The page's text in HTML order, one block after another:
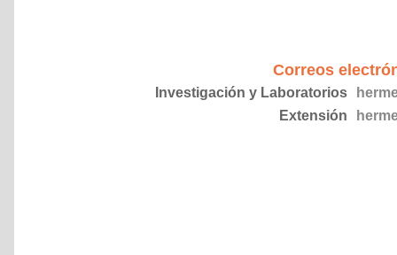
Correos
Investigación y Laboratorios
Extensión